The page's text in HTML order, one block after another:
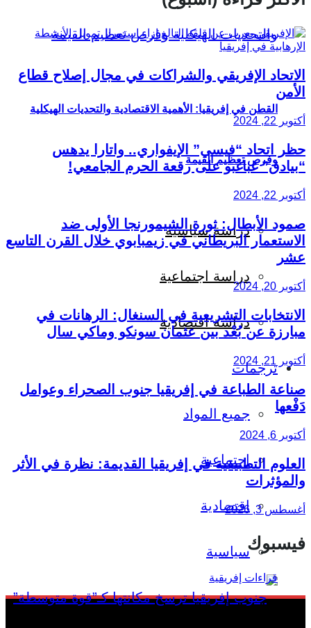
القطن في إفريقيا: الأهمية الاقتصادية والتحديات الهيكلية
وفرص تعظيم القيمة
دراسة سياسية
دراسة اجتماعية
دراسة اقتصادية
ترجمات
جميع المواد
اجتماعية
اقتصادية
سياسية
الاتحاد الإفريقي والشراكات في مجال إصلاح قطاع
الأمن
أكتوبر 22, 2024
حظر اتحاد “فيسي” الإيفواري.. واتارا يدهس
“بيادق” غباغبو على رقعة الحرم الجامعي!
أكتوبر 22, 2024
صمود الأبطال: ثورة الشيمورنجا الأولى ضد
الاستعمار البريطاني في زيمبابوي خلال القرن التاسع
عشر
أكتوبر 20, 2024
الانتخابات التشريعية في السنغال: الرهانات في
مبارزة عن بُعْد بين عثمان سونكو وماكي سال
أكتوبر 21, 2024
صناعة الطباعة في إفريقيا جنوب الصحراء وعوامل
دَفْعها
أكتوبر 6, 2024
العلوم التطبيقية في إفريقيا القديمة: نظرة في الأثر
والمؤثرات
أغسطس 3, 2026
فيسبوك